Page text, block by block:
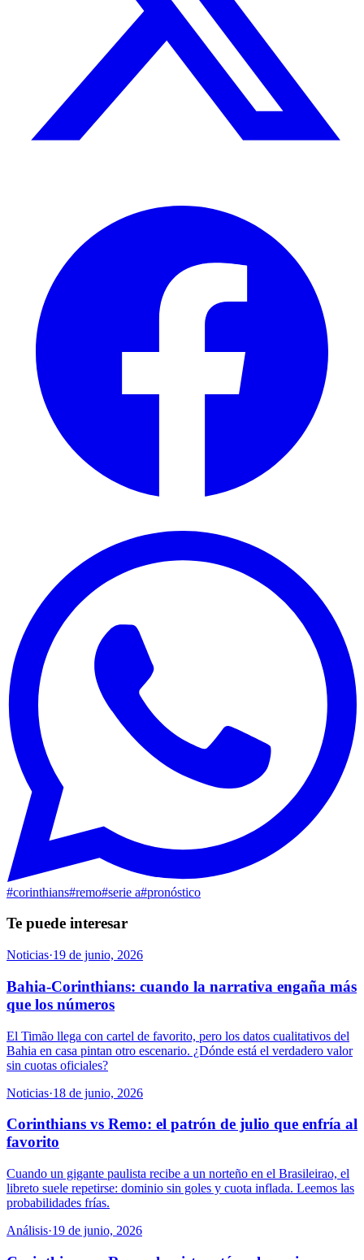
#corinthians#remo#serie a#pronóstico
Te puede interesar
Noticias·19 de junio, 2026
Bahia-Corinthians: cuando la narrativa engaña más
que los números
El Timão llega con cartel de favorito, pero los datos cualitativos del
Bahia en casa pintan otro escenario. ¿Dónde está el verdadero valor
sin cuotas oficiales?
Noticias·18 de junio, 2026
Corinthians vs Remo: el patrón de julio que enfría al
favorito
Cuando un gigante paulista recibe a un norteño en el Brasileirao, el
libreto suele repetirse: dominio sin goles y cuota inflada. Leemos las
probabilidades frías.
Análisis·19 de junio, 2026